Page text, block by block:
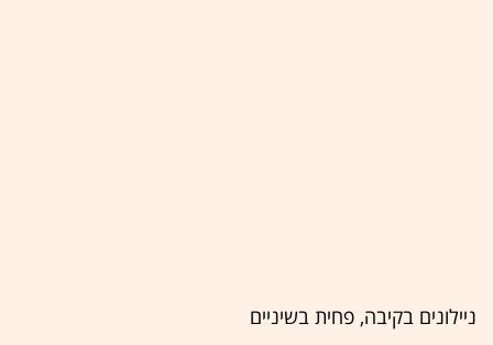
ניילונים בקיבה, פחית בשיניים